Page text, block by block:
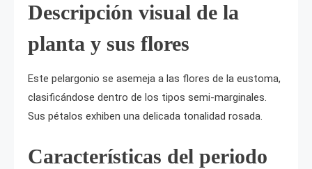
Descripción visual de la
planta y sus flores
Este pelargonio se asemeja a las flores de la eustoma,
clasificándose dentro de los tipos semi-marginales.
Sus pétalos exhiben una delicada tonalidad rosada.
Características del periodo